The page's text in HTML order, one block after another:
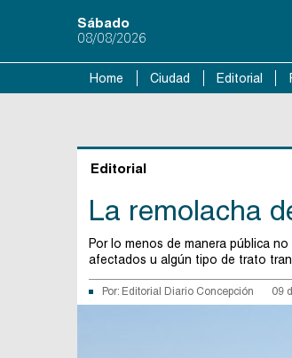
Sábado
08/08/2026
Home Ciudad Editorial
Editorial
La remolacha
Por lo menos de manera pública
afectados u algún tipo de trato
Por: Editorial Diario Concepción 09